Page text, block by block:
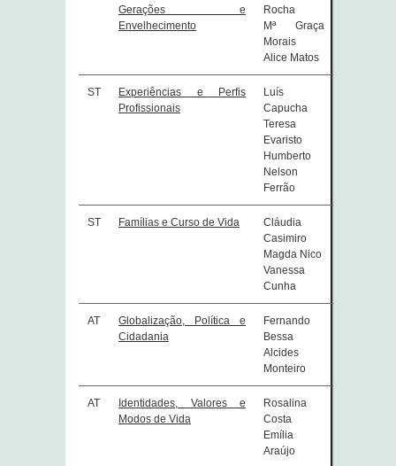
Gerações e
Envelhecimento
Rocha
Mª Graça
Morais
Alice Matos
ST
Experiências e Perfis
Profissionais
Luís
Capucha
Teresa
Evaristo
Humberto
Nelson
Ferrão
ST Famílias e Curso de Vida
Cláudia
Casimiro
Magda Nico
Vanessa
Cunha
AT
Globalização, Política e
Cidadania
Fernando
Bessa
Alcides
Monteiro
AT
Identidades, Valores e
Modos de Vida
Rosalina
Costa
Emília
Araújo